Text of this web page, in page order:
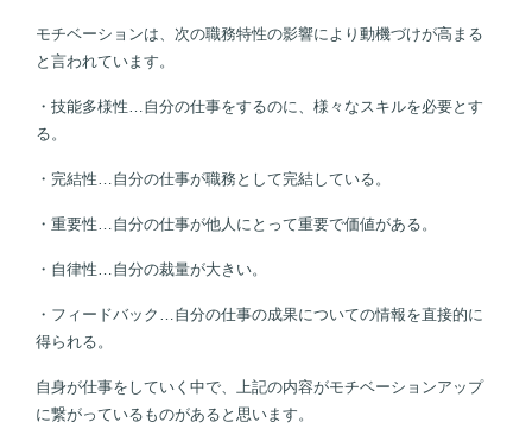
モチベーションは、次の職務特性の影響により動機づけが高まる
と言われています。
・技能多様性…自分の仕事をするのに、様々なスキルを必要とす
る。
・完結性…自分の仕事が職務として完結している。
・重要性…自分の仕事が他人にとって重要で価値がある。
・自律性…自分の裁量が大きい。
・フィードバック…自分の仕事の成果についての情報を直接的に
得られる。
自身が仕事をしていく中で、上記の内容がモチベーションアップ
に繋がっているものがあると思います。